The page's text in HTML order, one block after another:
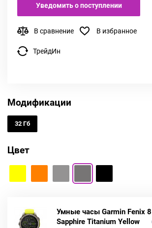
Уведомить о поступлении
В сравнение В избранное
ТрейдИн
Модификации
32 Гб
Цвет
Умные часы Garmin Fenix
Sapphire Titanium Yellow